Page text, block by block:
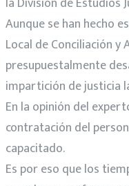
Aunque se han hecho
Local de Conciliación y
presupuestalmente
impartición de justicia
En la opinión del
contratación del
capacitado.
Es por eso que los